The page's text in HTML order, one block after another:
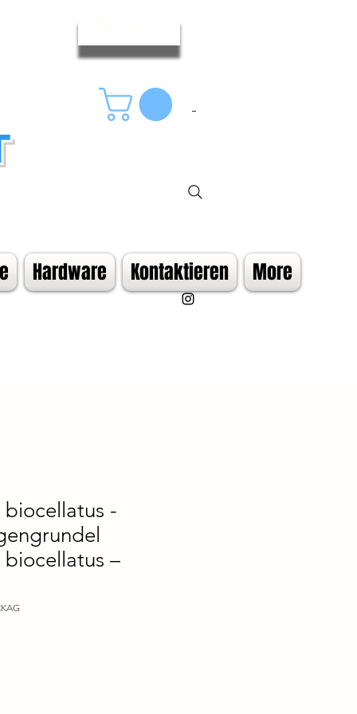
Anmelden
Hardware Kontaktieren More
-
–